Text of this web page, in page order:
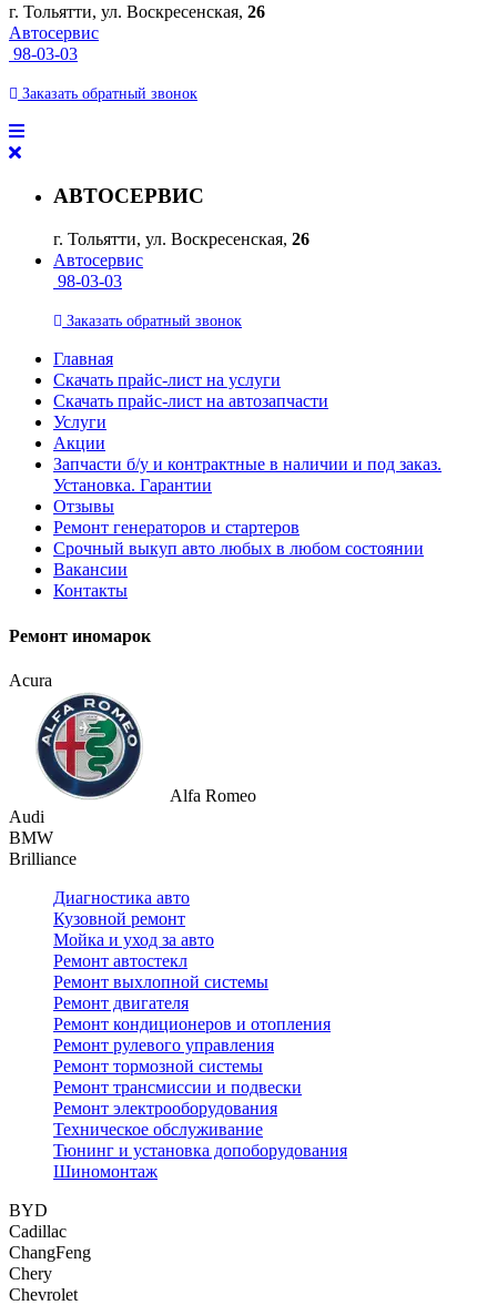
г. Тольятти, ул. Воскресенская, 26
Автосервис
98-03-03
Заказать обратный звонок
АВТОСЕРВИС
г. Тольятти, ул. Воскресенская, 26
Автосервис
98-03-03
Заказать обратный звонок
Главная
Скачать прайс-лист на услуги
Скачать прайс-лист на автозапчасти
Услуги
Акции
Запчасти б/у и контрактные в наличии и под заказ.
Установка. Гарантии
Отзывы
Ремонт генераторов и стартеров
Cрочный выкуп авто любых в любом состоянии
Вакансии
Контакты
Ремонт иномарок
Acura
Alfa Romeo
Audi
BMW
Brilliance
Диагностика авто
Кузовной ремонт
Мойка и уход за авто
Ремонт автостекл
Ремонт выхлопной системы
Ремонт двигателя
Ремонт кондиционеров и отопления
Ремонт рулевого управления
Ремонт тормозной системы
Ремонт трансмиссии и подвески
Ремонт электрооборудования
Техническое обслуживание
Тюнинг и установка допоборудования
Шиномонтаж
BYD
Cadillac
ChangFeng
Chery
Chevrolet